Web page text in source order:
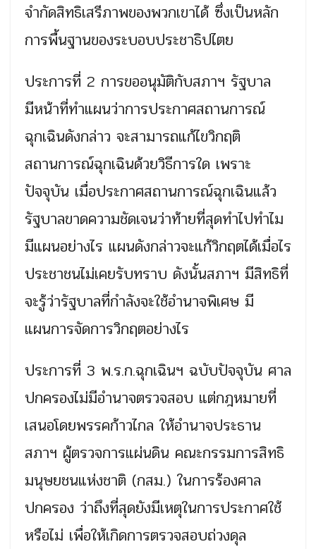
จำกัดสิทธิเสรีภาพของพวกเขาได้ ซึ่งเป็นหลัก
การพื้นฐานของระบอบประชาธิปไตย
ประการที่ 2 การขออนุมัติกับสภาฯ รัฐบาล
มีหน้าที่ทำแผนว่าการประกาศสถานการณ์
ฉุกเฉินดังกล่าว จะสามารถแก้ไขวิกฤติ
สถานการณ์ฉุกเฉินด้วยวิธีการใด เพราะ
ปัจจุบัน เมื่อประกาศสถานการณ์ฉุกเฉินแล้ว
รัฐบาลขาดความชัดเจนว่าท้ายที่สุดทำไปทำไม
มีแผนอย่างไร แผนดังกล่าวจะแก้วิกฤตได้เมื่อไร
ประชาชนไม่เคยรับทราบ ดังนั้นสภาฯ มีสิทธิที่
จะรู้ว่ารัฐบาลที่กำลังจะใช้อำนาจพิเศษ มี
แผนการจัดการวิกฤตอย่างไร
ประการที่ 3 พ.ร.ก.ฉุกเฉินฯ ฉบับปัจจุบัน ศาล
ปกครองไม่มีอำนาจตรวจสอบ แต่กฎหมายที่
เสนอโดยพรรคก้าวไกล ให้อำนาจประธาน
สภาฯ ผู้ตรวจการแผ่นดิน คณะกรรมการสิทธิ
มนุษยชนแห่งชาติ (กสม.) ในการร้องศาล
ปกครอง ว่าถึงที่สุดยังมีเหตุในการประกาศใช้
หรือไม่ เพื่อให้เกิดการตรวจสอบถ่วงดุล